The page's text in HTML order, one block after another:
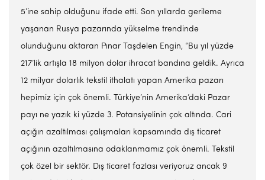
5’ine sahip olduğunu ifade etti. Son yıllarda gerileme
yaşanan Rusya pazarında yükselme trendinde
olunduğunu aktaran Pınar Taşdelen Engin, “Bu yıl yüzde
217’lik artışla 18 milyon dolar ihracat bandına geldik. Ayrıca
12 milyar dolarlık tekstil ithalatı yapan Amerika pazarı
hepimiz için çok önemli. Türkiye’nin Amerika’daki Pazar
payı ne yazık ki yüzde 3. Potansiyelinin çok altında. Cari
açığın azaltılması çalışmaları kapsamında dış ticaret
açığının azaltılmasına odaklanmamız çok önemli. Tekstil
çok özel bir sektör. Dış ticaret fazlası veriyoruz ancak 9